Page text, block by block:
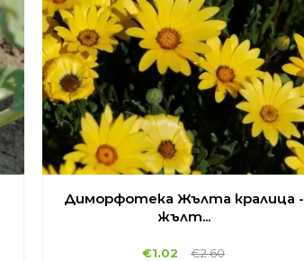
Диморфотека Жълта кралица -
жълт...
€1.02 €2.60